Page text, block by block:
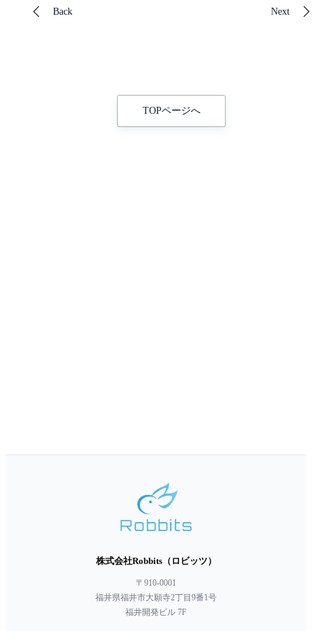
Back Next
TOPページへ
株式会社Robbits（ロビッツ）
〒910-0001
福井県福井市大願寺2丁目9番1号
福井開発ビル 7F